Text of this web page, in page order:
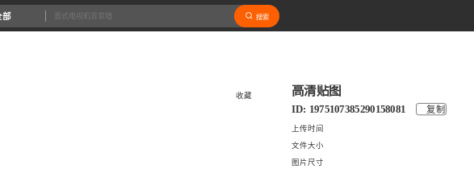
部 搜索
收藏 高清贴图
ID: 1975107385290158081 复制
上传时间
文件大小
图片尺寸